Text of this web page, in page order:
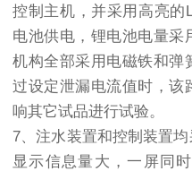
控制主机，并采用高亮的
电池供电，锂电池电量采
机构全部采用电磁铁和弹
过设定泄漏电流值时，该
响其它试品进行试验。
7、注水装置和控制装置
显示信息量大，一屏同